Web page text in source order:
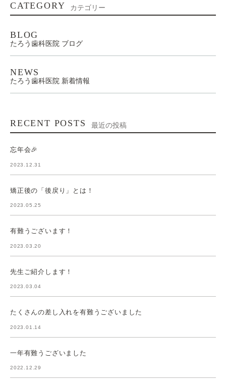
CATEGORY カテゴリー
BLOG
たろう歯科医院 ブログ
NEWS
たろう歯科医院 新着情報
RECENT POSTS 最近の投稿
忘年会🎉
2023.12.31
矯正後の「後戻り」とは！
2023.05.25
有難うございます！
2023.03.20
先生ご紹介します！
2023.03.04
たくさんの差し入れを有難うございました
2023.01.14
一年有難うございました
2022.12.29